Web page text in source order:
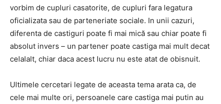
vorbim de cupluri casatorite, de cupluri fara legatura
oficializata sau de parteneriate sociale. In unii cazuri,
diferenta de castiguri poate fi mai mică sau chiar poate fi
absolut invers – un partener poate castiga mai mult decat
celalalt, chiar daca acest lucru nu este atat de obisnuit.
Ultimele cercetari legate de aceasta tema arata ca, de
cele mai multe ori, persoanele care castiga mai putin au